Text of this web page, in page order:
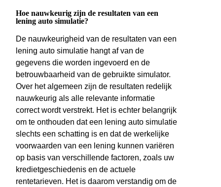
Hoe nauwkeurig zijn de resultaten van een
lening auto simulatie?
De nauwkeurigheid van de resultaten van een
lening auto simulatie hangt af van de
gegevens die worden ingevoerd en de
betrouwbaarheid van de gebruikte simulator.
Over het algemeen zijn de resultaten redelijk
nauwkeurig als alle relevante informatie
correct wordt verstrekt. Het is echter belangrijk
om te onthouden dat een lening auto simulatie
slechts een schatting is en dat de werkelijke
voorwaarden van een lening kunnen variëren
op basis van verschillende factoren, zoals uw
kredietgeschiedenis en de actuele
rentetarieven. Het is daarom verstandig om de